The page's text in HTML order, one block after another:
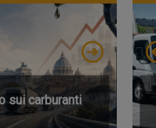
sui carburanti